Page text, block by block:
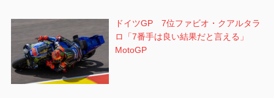
ドイツGP 7位ファビオ・クアルタラ
ロ「7番手は良い結果だと言える」
MotoGP